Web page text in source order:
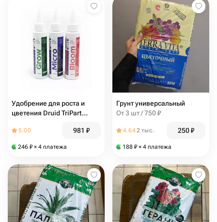
Удобрение для роста и
цветения Druid TriPart
5.00 981 ₽
246 ₽ × 4 платежа
Грунт универсальный
От 3 шт / 750 ₽
4.642 тыс. 250₽
188 ₽ × 4 платежа